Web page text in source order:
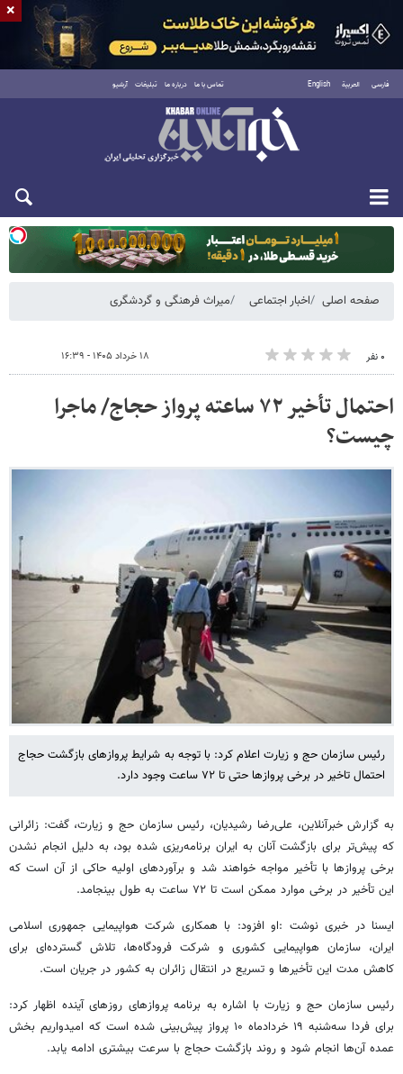
فارسی العربية English تماس با ما درباره ما تبلیغات آرشیو
دوشنبه ۱۹ مرداد ۱۴۰۵
صفحه اصلی اخبار اجتماعی میراث فرهنگی و گردشگری
۰ نفر ۱۸ خرداد ۱۴۰۵ - ۱۶:۳۹
احتمال تأخیر ۷۲ ساعته پرواز حجاج/ ماجرا
چیست؟
رئیس سازمان حج و زیارت اعلام کرد: با توجه به شرایط پروازهای بازگشت حجاج
احتمال تاخیر در برخی پروازها حتی تا ۷۲ ساعت وجود دارد.
به گزارش خبرآنلاین، علی‌رضا رشیدیان، رئیس سازمان حج و زیارت، گفت: زائرانی
که پیش‌تر برای بازگشت آنان به ایران برنامه‌ریزی شده بود، به دلیل انجام نشدن
برخی پروازها با تأخیر مواجه خواهند شد و برآوردهای اولیه حاکی از آن است که
این تأخیر در برخی موارد ممکن است تا ۷۲ ساعت به طول بینجامد.
ایسنا در خبری نوشت :او افزود: با همکاری شرکت هواپیمایی جمهوری اسلامی
ایران، سازمان هواپیمایی کشوری و شرکت فرودگاه‌ها، تلاش گسترده‌ای برای
کاهش مدت این تأخیرها و تسریع در انتقال زائران به کشور در جریان است.
رئیس سازمان حج و زیارت با اشاره به برنامه پروازهای روزهای آینده اظهار کرد:
برای فردا سه‌شنبه ۱۹ خردادماه ۱۰ پرواز پیش‌بینی شده است که امیدواریم بخش
عمده آن‌ها انجام شود و روند بازگشت حجاج با سرعت بیشتری ادامه یابد.
×